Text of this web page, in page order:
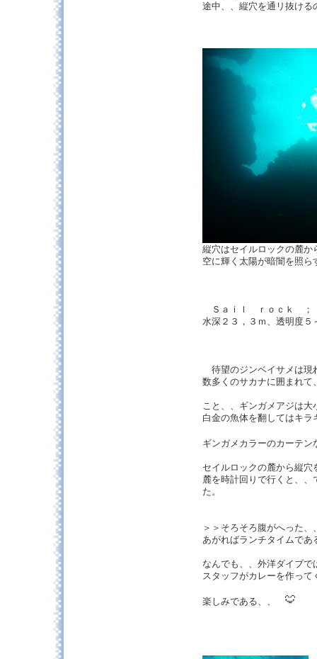
途中、、縦穴を通リ抜ける
縦穴はセイルロックの麓か
空に輝く太陽が暗闇を照
Ｓａｉｌ ｒｏｃｋ ；
水深２３，３ｍ、透明度５
待望のジンベイサメは現
数多くのサカナに囲まれて
こと、、ギンガメアジは大
白金の魚体を翻してはキ
ギンガメカラーのカーテン
セイルロックの麓から縦
麓を時計回りで行くと、
た。
＞＞そろそろ腹がへった、
あがればランチタイムであ
なんでも、、外洋ダイブで
スタッフがカレーを作って
楽しみである、、